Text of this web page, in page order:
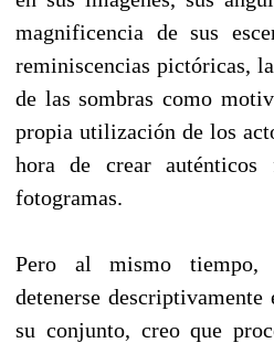
magnificencia de sus
reminiscencias pictóricas,
de las sombras como
propia utilización de los
hora de crear auténticos
fotogramas.
Pero al mismo
detenerse
su conjunto, creo que